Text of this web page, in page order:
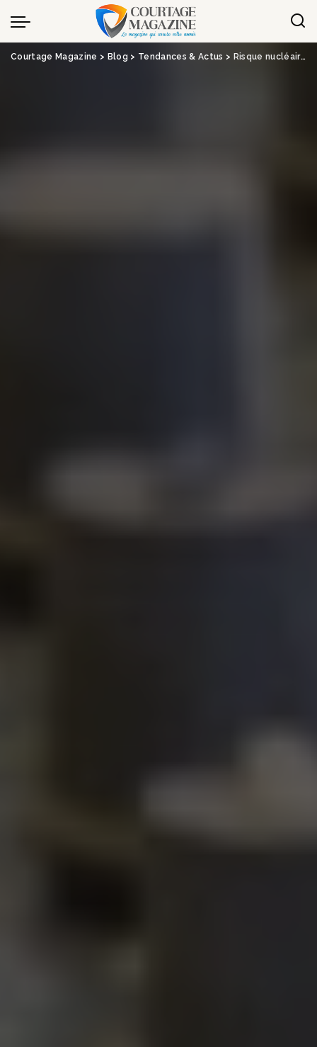
Panneau de gestion des cookies
Courtage Magazine > Blog > Tendances & Actus > Risque nucléaire : Bessé et Bureau Veritas au chevet des petits réacteurs